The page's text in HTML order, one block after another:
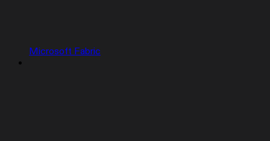
Microsoft Fabric